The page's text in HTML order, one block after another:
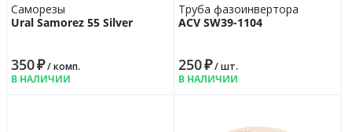
Саморезы
Ural Samorez 55 Silver
350₽/ комп.
В НАЛИЧИИ
Труба фазоинвертора
ACV SW39-1104
250₽/ шт.
В НАЛИЧИИ